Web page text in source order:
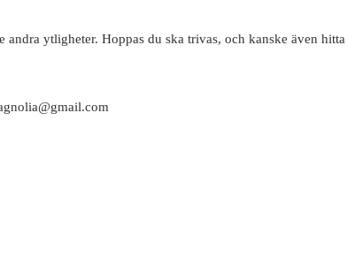
ytligheter. Hoppas du ska trivas, och kanske även hitta